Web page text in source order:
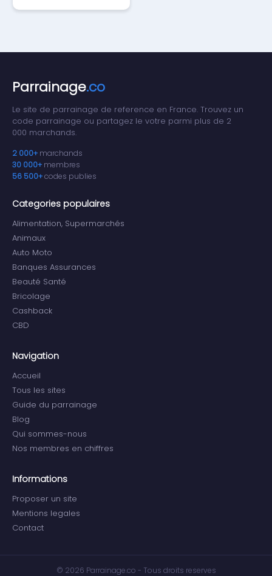
Parrainage.co
Le site de parrainage de reference en France. Trouvez un
code parrainage ou partagez le votre parmi plus de 2
000 marchands.
2 000+ marchands
30 000+ membres
56 500+codes publies
Categories populaires
Alimentation, Supermarchés
Animaux
Auto Moto
Banques Assurances
Beauté Santé
Bricolage
Cashback
CBD
Navigation
Accueil
Tous les sites
Guide du parrainage
Blog
Qui sommes-nous
Nos membres en chiffres
Informations
Proposer un site
Mentions legales
Contact
© 2026 Parrainage.co - Tous droits reserves